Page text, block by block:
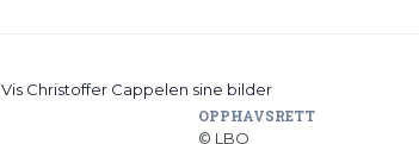
Vis Christoffer Cappelen sine bilder
OPPHAVSRETT
© LBO